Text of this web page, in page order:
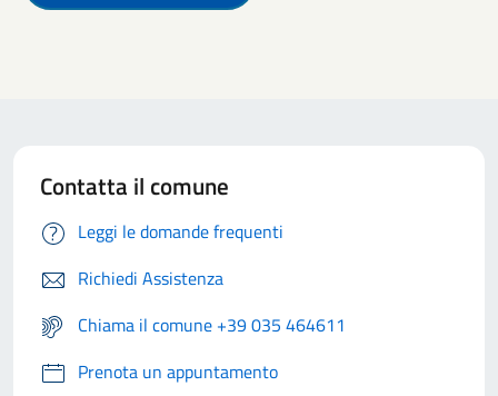
Contatta il comune
Leggi le domande frequenti
Richiedi Assistenza
Chiama il comune +39 035 464611
Prenota un appuntamento